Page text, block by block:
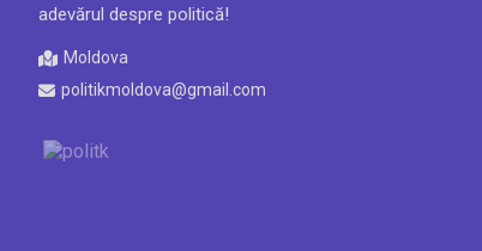
adevărul despre politică!
Moldova
politikmoldova@gmail.com